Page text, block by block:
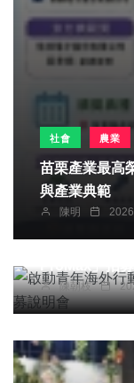
社會 農業
苗栗產業最高
與產業典範
陳明
綜合新聞
啟動青年海外
陳朝枝